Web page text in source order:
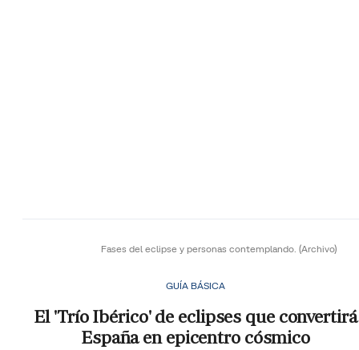
Fases del eclipse y personas contemplando. (Archivo)
GUÍA BÁSICA
El 'Trío Ibérico' de eclipses que convertirá
España en epicentro cósmico